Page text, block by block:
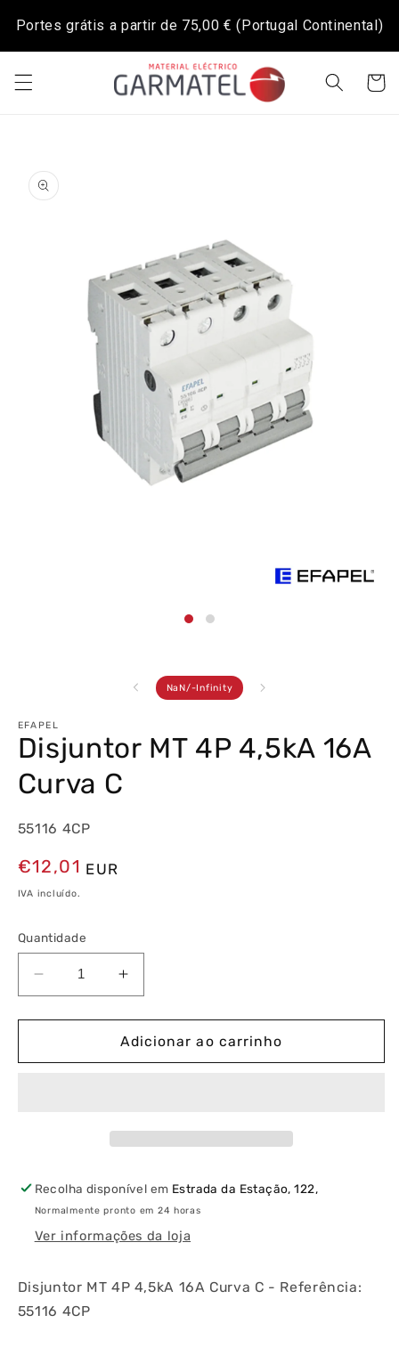
Portes grátis a partir de 75,00 € (Portugal Continental)
para o
conteúdo
informação
do produto
NaN/ de
-Infinity
EFAPEL
Disjuntor MT 4P 4,5kA 16A
Curva C
55116 4CP
Preço
normal
€12,01 EUR
IVA incluído.
Quantidade
Diminuir
a
quantidade
Disjuntor
Aumentar
a
quantidade
de
Disjuntor
Adicionar ao carrinho
Recolha disponível em Estrada da Estação, 122,
Normalmente pronto em 24 horas
Ver informações da loja
Disjuntor MT 4P 4,5kA 16A Curva C - Referência:
55116 4CP